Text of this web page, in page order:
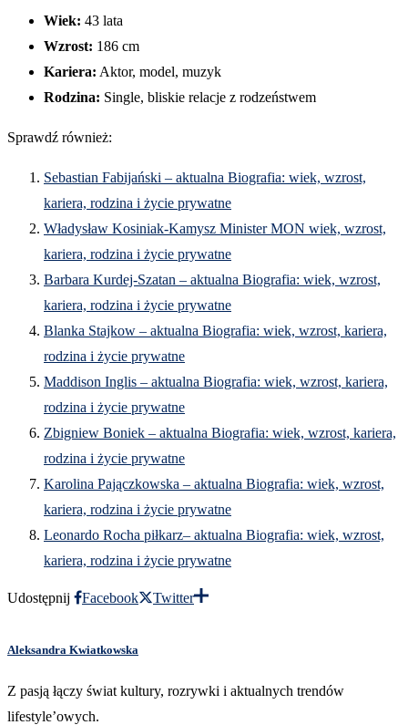
Wiek: 43 lata
Wzrost: 186 cm
Kariera: Aktor, model, muzyk
Rodzina: Single, bliskie relacje z rodzeństwem
Sprawdź również:
Sebastian Fabijański – aktualna Biografia: wiek, wzrost,
kariera, rodzina i życie prywatne
Władysław Kosiniak-Kamysz Minister MON wiek, wzrost,
kariera, rodzina i życie prywatne
Barbara Kurdej-Szatan – aktualna Biografia: wiek, wzrost,
kariera, rodzina i życie prywatne
Blanka Stajkow – aktualna Biografia: wiek, wzrost, kariera,
rodzina i życie prywatne
Maddison Inglis – aktualna Biografia: wiek, wzrost, kariera,
rodzina i życie prywatne
Zbigniew Boniek – aktualna Biografia: wiek, wzrost, kariera,
rodzina i życie prywatne
Karolina Pajączkowska – aktualna Biografia: wiek, wzrost,
kariera, rodzina i życie prywatne
Leonardo Rocha piłkarz– aktualna Biografia: wiek, wzrost,
kariera, rodzina i życie prywatne
Udostępnij Facebook Twitter
Aleksandra Kwiatkowska
Z pasją łączy świat kultury, rozrywki i aktualnych trendów
lifestyle’owych.